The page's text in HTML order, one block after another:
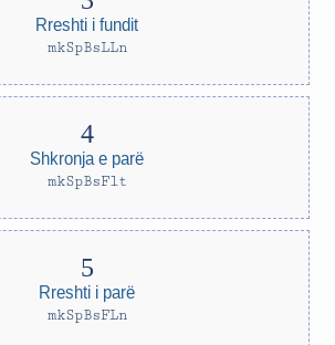
Rreshti i fundit
mkSpBsLLn
Shkronja e parë
mkSpBsFlt
Rreshti i parë
mkSpBsFLn